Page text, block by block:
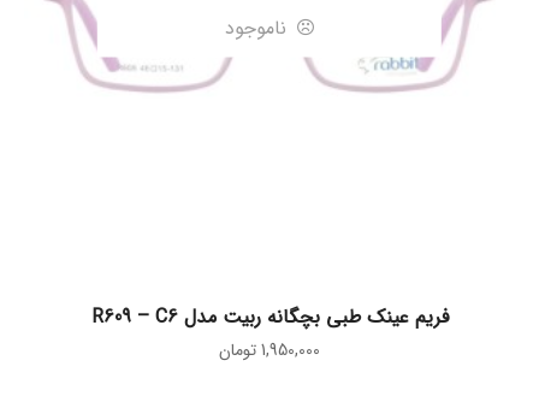
ناموجود
اطلاعات بیشتر
فریم عینک طبی بچگانه ربیت مدل R609 – C6
1,950,000تومان